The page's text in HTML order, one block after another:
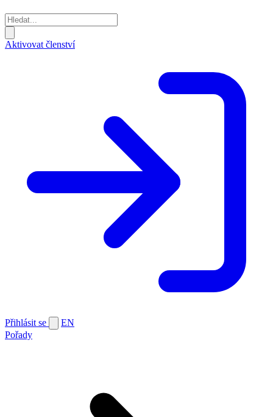
Aktivovat členství
Přihlásit se
EN
Pořady